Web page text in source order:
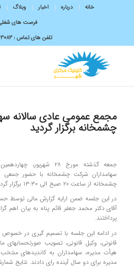
خانه درباره اخبار وبلاگ
فرصت های
تلفن های تماس :43083-
مجمع عمومی عادی سالانه
چشمخانه برگزار گردید
جمعه گذشته مورخ ۲۸
سهامداران شرکت چشمخانه با حضور جمعی
چشمخانه از ساعت ۲۰ صبح الی ۱۳:۳۰ برگزار گردید.
در این جلسه ضمن ارایه گزارش مالی توسط
آقای دکتر محمد جعفر قائم پناه به بیان اهم
پرداختند.
در ادامه این جلسه با تصمیم گیری در خصوص
قانونی، وکیل قانونی، تصویب صورتحسابهای
هیأت مدیره، سهامداران به کاندیدهای
مدیره برای دو سال آینده رای دادند. نتایج